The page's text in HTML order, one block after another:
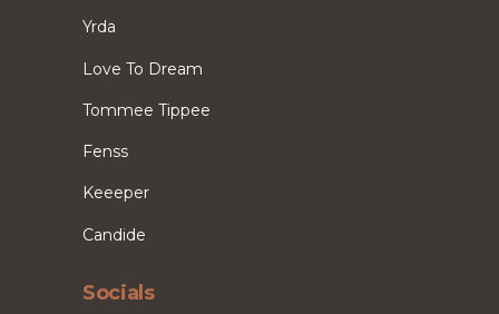
Yrda
Love To Dream
Tommee Tippee
Fenss
Keeeper
Candide
Socials